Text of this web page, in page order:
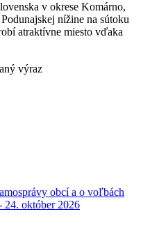
v okrese Komárno,
nížine na sútoku
atraktívne miesto vďaka
výraz
obcí a o voľbách
24. október 2026